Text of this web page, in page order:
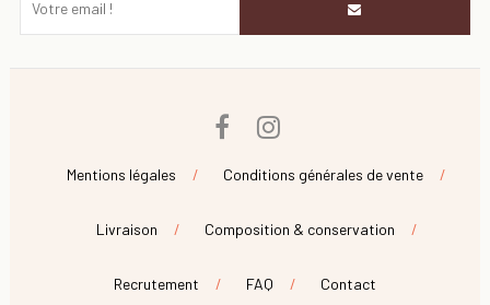
Facebook
Mentions légales Conditions générales de vente
Livraison Composition & conservation
Recrutement FAQ Contact